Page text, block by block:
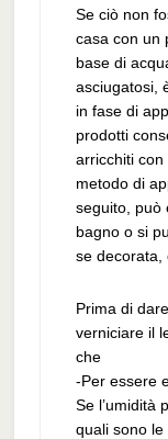
Se ciò non
casa con un
base di
asciugatosi,
in fase di
prodotti
arricchiti
metodo di
seguito, può
bagno o si
se decorata,
Prima di
verniciare il
che
-Per essere
Se l’umidità
quali sono le